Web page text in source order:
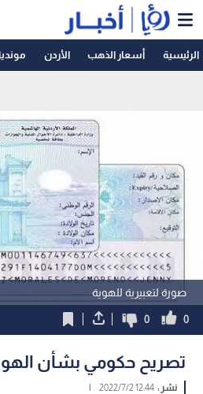
الرئيسية أسعار الذهب الأردن مونديال
صورة لتعبيرية للهوية
0
0
تصريح حكومي بشأن
نشر :12:44 2022/7/2
|